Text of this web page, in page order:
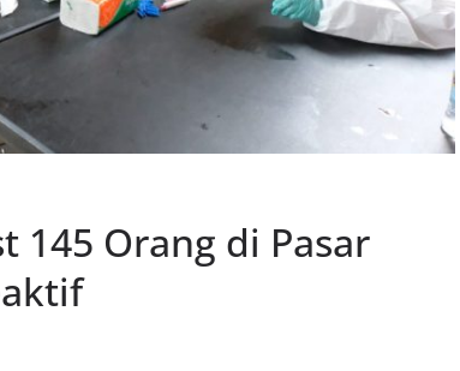
145 Orang di Pasar